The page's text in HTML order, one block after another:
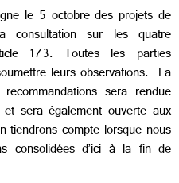
le 5 octobre des projets de
consultation sur les quatre
173. Toutes les parties
leurs observations. La
sera rendue
sera également ouverte aux
tiendrons compte lorsque nous
consolidées d’ici à la fin de